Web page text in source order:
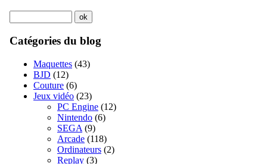
Catégories du blog
Maquettes (43)
BJD (12)
Couture (6)
Jeux vidéo (23)
PC Engine (12)
Nintendo (6)
SEGA (9)
Arcade (118)
Ordinateurs (2)
Replay (3)